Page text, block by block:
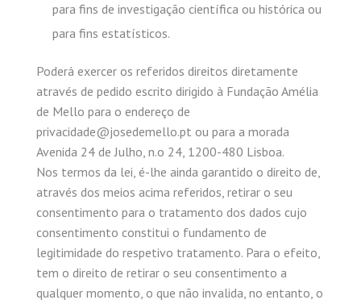
para fins de investigação científica ou histórica ou
para fins estatísticos.
Poderá exercer os referidos direitos diretamente
através de pedido escrito dirigido à Fundação Amélia
de Mello para o endereço de
privacidade@josedemello.pt ou para a morada
Avenida 24 de Julho, n.o 24, 1200-480 Lisboa.
Nos termos da lei, é-lhe ainda garantido o direito de,
através dos meios acima referidos, retirar o seu
consentimento para o tratamento dos dados cujo
consentimento constitui o fundamento de
legitimidade do respetivo tratamento. Para o efeito,
tem o direito de retirar o seu consentimento a
qualquer momento, o que não invalida, no entanto, o